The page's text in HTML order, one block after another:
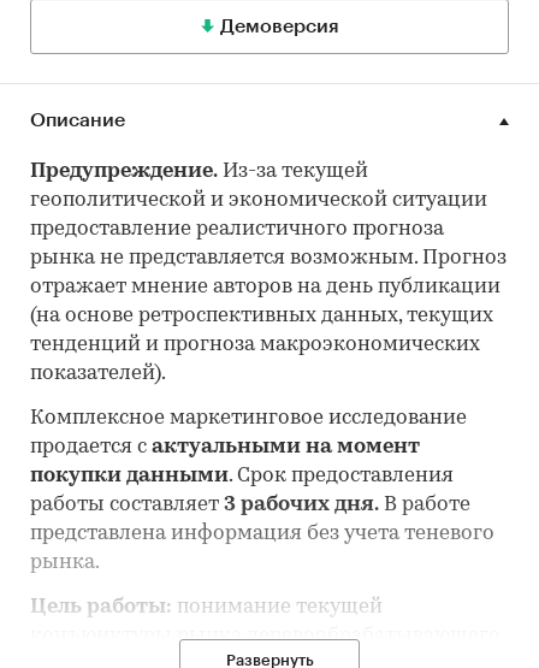
Демоверсия
Описание
Предупреждение. Из-за текущей
геополитической и экономической ситуации
предоставление реалистичного прогноза
рынка не представляется возможным. Прогноз
отражает мнение авторов на день публикации
(на основе ретроспективных данных, текущих
тенденций и прогноза макроэкономических
показателей).
Комплексное маркетинговое исследование
продается с актуальными на момент
покупки данными. Срок предоставления
работы составляет 3 рабочих дня. В работе
представлена информация без учета теневого
рынка.
Цель работы: понимание текущей
конъюнктуры рынка деревообрабатывающего
Развернуть